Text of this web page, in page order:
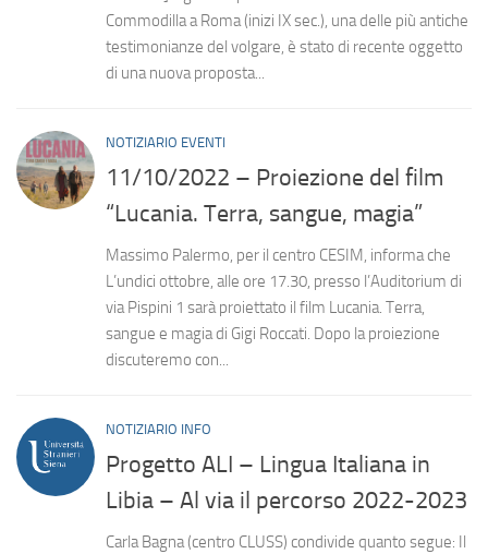
Commodilla a Roma (inizi IX sec.), una delle più antiche
testimonianze del volgare, è stato di recente oggetto
di una nuova proposta...
NOTIZIARIO EVENTI
11/10/2022 – Proiezione del film
“Lucania. Terra, sangue, magia”
Massimo Palermo, per il centro CESIM, informa che
L’undici ottobre, alle ore 17.30, presso l’Auditorium di
via Pispini 1 sarà proiettato il film Lucania. Terra,
sangue e magia di Gigi Roccati. Dopo la proiezione
discuteremo con...
NOTIZIARIO INFO
Progetto ALI – Lingua Italiana in
Libia – Al via il percorso 2022-2023
Carla Bagna (centro CLUSS) condivide quanto segue: Il